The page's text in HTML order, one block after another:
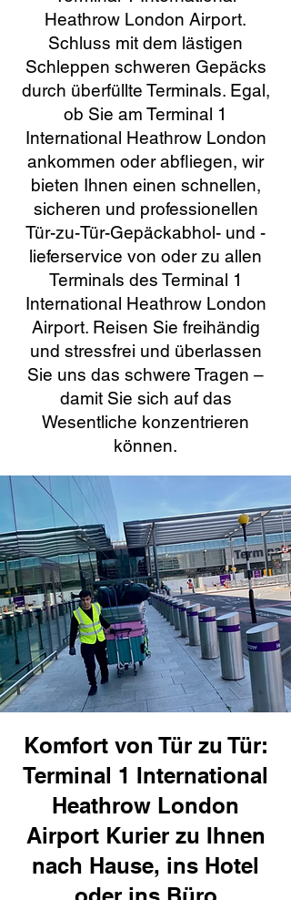
Heathrow London Airport.
Schluss mit dem lästigen
Schleppen schweren Gepäcks
durch überfüllte Terminals. Egal,
ob Sie am Terminal 1
International Heathrow London
ankommen oder abfliegen, wir
bieten Ihnen einen schnellen,
sicheren und professionellen
Tür-zu-Tür-Gepäckabhol- und -
lieferservice von oder zu allen
Terminals des Terminal 1
International Heathrow London
Airport. Reisen Sie freihändig
und stressfrei und überlassen
Sie uns das schwere Tragen –
damit Sie sich auf das
Wesentliche konzentrieren
können.
Komfort von Tür zu Tür:
Terminal 1 International
Heathrow London
Airport Kurier zu Ihnen
nach Hause, ins Hotel